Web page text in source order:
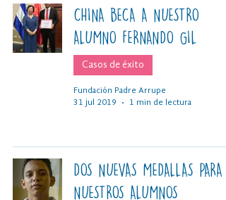
CHINA BECA A NUESTRO
ALUMNO FERNANDO GIL
Casos de éxito
Fundación Padre Arrupe
31 jul 2019
1 min de lectura
DOS NUEVAS MEDALLAS PARA
NUESTROS ALUMNOS